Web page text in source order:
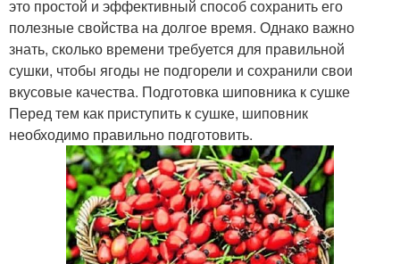
это простой и эффективный способ сохранить его
полезные свойства на долгое время. Однако важно
знать, сколько времени требуется для правильной
сушки, чтобы ягоды не подгорели и сохранили свои
вкусовые качества. Подготовка шиповника к сушке
Перед тем как приступить к сушке, шиповник
необходимо правильно подготовить.